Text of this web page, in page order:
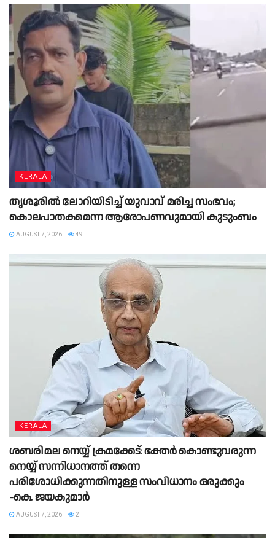
KERALA
തൃശൂരിൽ ലോറിയിടിച്ച് യുവാവ് മരിച്ച സംഭവം;
കൊലപാതകമെന്ന ആരോപണവുമായി കുടുംബം
AUGUST 7, 2026 49
KERALA
ശബരിമല നെയ്യ് ക്രമക്കേട്: ഭക്തർ കൊണ്ടുവരുന്ന
നെയ്യ് സന്നിധാനത്ത് തന്നെ
പരിശോധിക്കുന്നതിനുള്ള സംവിധാനം ഒരുക്കും
-കെ. ജയകുമാർ
AUGUST 7, 2026 2